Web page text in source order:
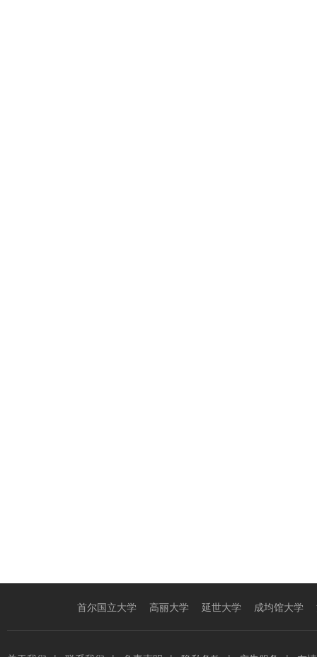
首尔国立大学 高丽大学 延世大学 成均馆大学